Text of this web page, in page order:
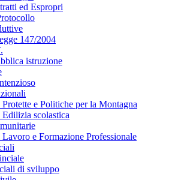
ed Espropri
147/2004
istruzione
e Politiche per la Montagna
scolastica
e Formazione Professionale
di sviluppo